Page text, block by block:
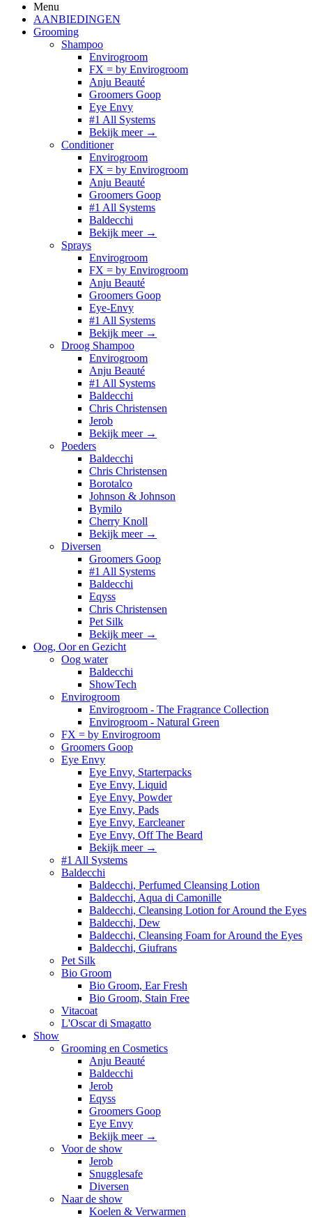
Menu
AANBIEDINGEN
Grooming
Shampoo
Envirogroom
FX = by Envirogroom
Anju Beauté
Groomers Goop
Eye Envy
#1 All Systems
Bekijk meer →
Conditioner
Envirogroom
FX = by Envirogroom
Anju Beauté
Groomers Goop
#1 All Systems
Baldecchi
Bekijk meer →
Sprays
Envirogroom
FX = by Envirogroom
Anju Beauté
Groomers Goop
Eye-Envy
#1 All Systems
Bekijk meer →
Droog Shampoo
Envirogroom
Anju Beauté
#1 All Systems
Baldecchi
Chris Christensen
Jerob
Bekijk meer →
Poeders
Baldecchi
Chris Christensen
Borotalco
Johnson & Johnson
Bymilo
Cherry Knoll
Bekijk meer →
Diversen
Groomers Goop
#1 All Systems
Baldecchi
Eqyss
Chris Christensen
Pet Silk
Bekijk meer →
Oog, Oor en Gezicht
Oog water
Baldecchi
ShowTech
Envirogroom
Envirogroom - The Fragrance Collection
Envirogroom - Natural Green
FX = by Envirogroom
Groomers Goop
Eye Envy
Eye Envy, Starterpacks
Eye Envy, Liquid
Eye Envy, Powder
Eye Envy, Pads
Eye Envy, Earcleaner
Eye Envy, Off The Beard
Bekijk meer →
#1 All Systems
Baldecchi
Baldecchi, Perfumed Cleansing Lotion
Baldecchi, Aqua di Camonille
Baldecchi, Cleansing Lotion for Around the Eyes
Baldecchi, Dew
Baldecchi, Cleansing Foam for Around the Eyes
Baldecchi, Giufrans
Pet Silk
Bio Groom
Bio Groom, Ear Fresh
Bio Groom, Stain Free
Vitacoat
L'Oscar di Smagatto
Show
Grooming en Cosmetics
Anju Beauté
Baldecchi
Jerob
Eqyss
Groomers Goop
Eye Envy
Bekijk meer →
Voor de show
Jerob
Snugglesafe
Diversen
Naar de show
Koelen & Verwarmen